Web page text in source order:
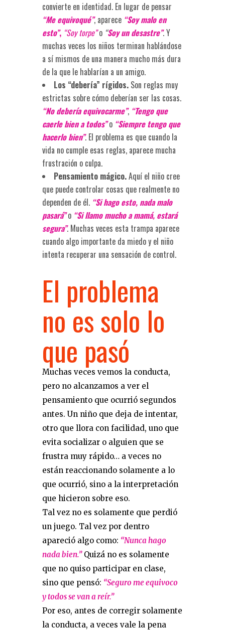
convierte en identidad. En lugar de pensar
“Me equivoqué”, aparece “Soy malo en
esto”, “Soy torpe” o “Soy un desastre”. Y
muchas veces los niños terminan hablándose
a sí mismos de una manera mucho más dura
de la que le hablarían a un amigo.
Los “debería” rígidos. Son reglas muy
estrictas sobre cómo deberían ser las cosas.
“No debería equivocarme”, “Tengo que
caerle bien a todos”o “Siempre tengo que
hacerlo bien”. El problema es que cuando la
vida no cumple esas reglas, aparece mucha
frustración o culpa.
Pensamiento mágico.Aquí el niño cree
que puede controlar cosas que realmente no
dependen de él. “Si hago esto, nada malo
pasará” o “Si llamo mucho a mamá, estará
segura”. Muchas veces esta trampa aparece
cuando algo importante da miedo y el niño
intenta recuperar una sensación de control.
El problema
no es solo lo
que pasó
Muchas veces vemos la conducta,
pero no alcanzamos a ver el
pensamiento que ocurrió segundos
antes. Un niño que deja de intentar,
otro que llora con facilidad, uno que
evita socializar o alguien que se
frustra muy rápido… a veces no
están reaccionando solamente a lo
que ocurrió, sino a la interpretación
que hicieron sobre eso.
Tal vez no es solamente que perdió
un juego. Tal vez por dentro
apareció algo como: “Nunca hago
nada bien.”Quizá no es solamente
que no quiso participar en clase,
sino que pensó: “Seguro me equivoco
y todos se van a reír.”
Por eso, antes de corregir solamente
la conducta, a veces vale la pena